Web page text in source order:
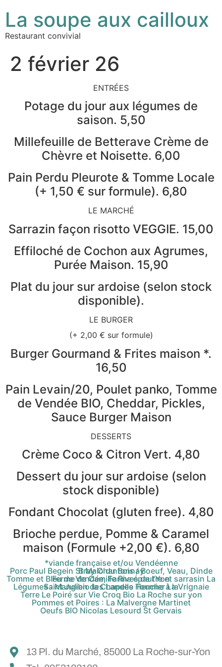
La soupe aux cailloux
Restaurant convivial
2 février 26
ENTRÉES
Potage du jour aux légumes de
saison. 5,50
Millefeuille de Betterave Crème de
Chèvre et Noisette. 6,00
Pain Perdu Pleurote & Tomme Locale
(+ 1,50 € sur formule). 6,80
LE MARCHÉ
Sarrazin façon risotto VEGGIE. 15,00
Effiloché de Cochon aux Agrumes,
Purée Maison. 15,90
Plat du jour sur ardoise (selon stock
disponible).
LE BURGER
(+ 2,00 € sur formule)
Burger Gourmand & Frites maison *.
16,50
Pain Levain/20, Poulet panko, Tomme
de Vendée BIO, Cheddar, Pickles,
Sauce Burger Maison
DESSERTS
Crème Coco & Citron Vert. 4,80
Dessert du jour sur ardoise (selon
stock disponible)
Fondant Chocolat (gluten free). 4,80
Brioche perdue, Pomme & Caramel
maison (Formule +2,00 €). 6,80
*viande française et/ou Vendéenne
Porc Paul Begein St Malo du Bois / Boeuf, Veau, Dinde Bray Chantonnay
Tomme et Bleu de Vendée, Farine épautre et sarrasin La Ferme de Camille Rives de l’Yon
Légumes : Mangibio la Chapelle Hermier La Vrignaie Saint Julien des Landes Touche à la
Terre Le Poiré sur Vie Croq Bio La Roche sur yon
Pommes et Poires : La Malvergne Martinet
Oeufs BIO Nicolas Lesourd St Gervais
13 Pl. du Marché, 85000 La Roche-sur-Yon